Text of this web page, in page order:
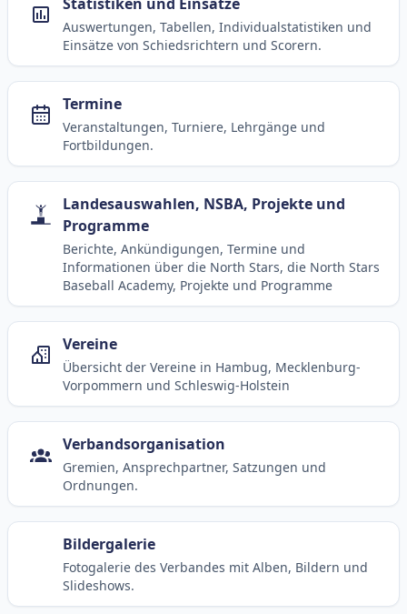
Auswertungen, Tabellen, Individualstatistiken und
Einsätze von Schiedsrichtern und Scorern.
Termine
Veranstaltungen, Turniere, Lehrgänge und
Fortbildungen.
Landesauswahlen, NSBA, Projekte und
Programme
Berichte, Ankündigungen, Termine und
Informationen über die North Stars, die North Stars
Baseball Academy, Projekte und Programme
Vereine
Übersicht der Vereine in Hambug, Mecklenburg-
Vorpommern und Schleswig-Holstein
Verbandsorganisation
Gremien, Ansprechpartner, Satzungen und
Ordnungen.
Bildergalerie
Fotogalerie des Verbandes mit Alben, Bildern und
Slideshows.